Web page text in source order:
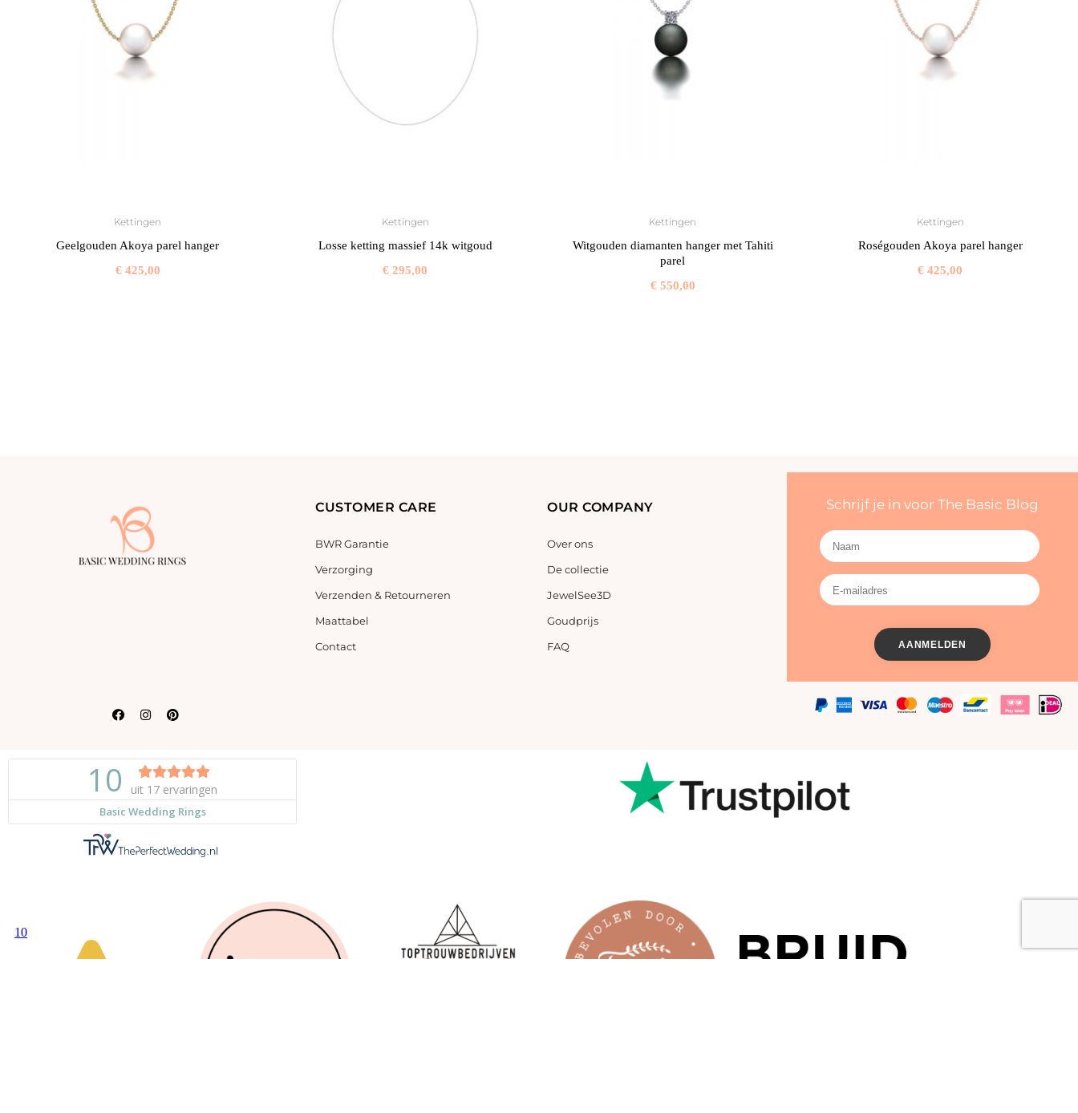
Kettingen
Geelgouden Akoya parel hanger
€425,00
Kettingen
Losse ketting massief 14k witgoud
€ 295,00
Kettingen
Witgouden diamanten hanger met Tahiti
parel
€550,00
Kettingen
Roségouden Akoya parel hanger
€ 425,00
CUSTOMER CARE
BWR Garantie
Verzorging
Verzenden & Retourneren
Maattabel
Contact
OUR COMPANY
Over ons
De collectie
JewelSee3D
Goudprijs
FAQ
Schrijf je in voor The Basic Blog